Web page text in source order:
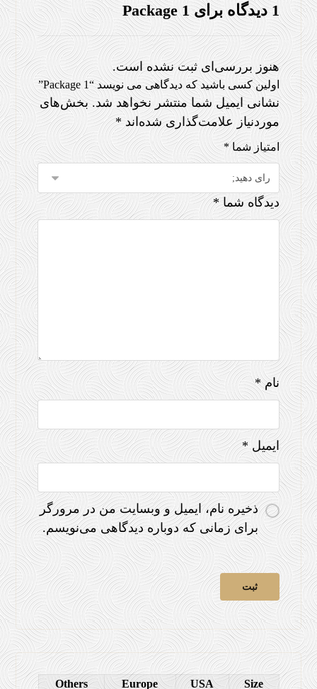
1 دیدگاه برای Package 1
هنوز بررسی‌ای ثبت نشده است.
اولین کسی باشید که دیدگاهی می نویسد “Package 1”
نشانی ایمیل شما منتشر نخواهد شد. بخش‌های
موردنیاز علامت‌گذاری شده‌اند *
امتیاز شما*
دیدگاه شما*
نام*
ایمیل *
ذخیره نام، ایمیل و وبسایت من در مرورگر
برای زمانی که دوباره دیدگاهی می‌نویسم.
Size
USA
Europe
Others